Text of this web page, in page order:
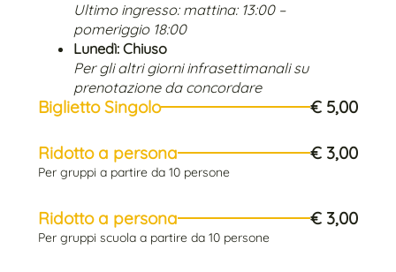
Ultimo ingresso: mattina: 13:00 –
pomeriggio 18:00
Lunedì: Chiuso
Per gli altri giorni infrasettimanali su
prenotazione da concordare
Biglietto Singolo € 5,00
Ridotto a persona € 3,00
Per gruppi a partire da 10 persone
Ridotto a persona € 3,00
Per gruppi scuola a partire da 10 persone